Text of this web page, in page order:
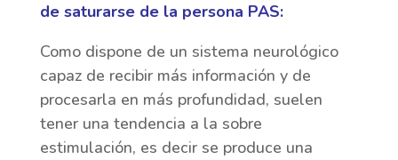
de saturarse de la persona PAS:
Como dispone de un sistema neurológico
capaz de recibir más información y de
procesarla en más profundidad, suelen
tener una tendencia a la sobre
estimulación, es decir se produce una